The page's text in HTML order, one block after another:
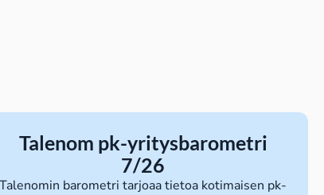
Talenom pk-yritysbarometri
7/26
Talenomin barometri tarjoaa tietoa kotimaisen pk-